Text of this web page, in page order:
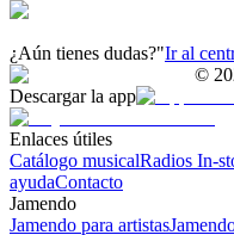
¿Aún tienes dudas?"Ir al
©
Descargar la app
Enlaces útiles
Catálogo musicalRadios In-
ayudaContacto
Jamendo
Jamendo para artistas